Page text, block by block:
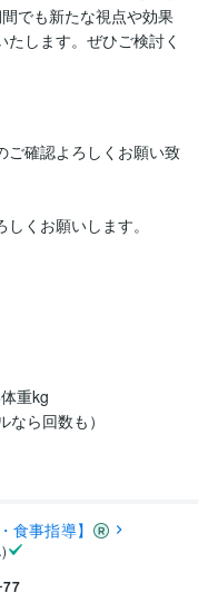
でも新たな視点や効果
します。ぜひご検討く
ご確認よろしくお願い致
くお願いします。
重kg
ら回数も）
食事指導】
77